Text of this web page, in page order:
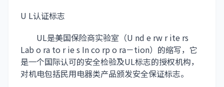
U L认证标志
UL是美国保险商实验室（U nd e rw r ite rs
Lab o ra to r ie s In co rp o ra－tion）的缩写，它
是一个国际认可的安全检验及UL标志的授权机构，
对机电包括民用电器类产品颁发安全保证标志。